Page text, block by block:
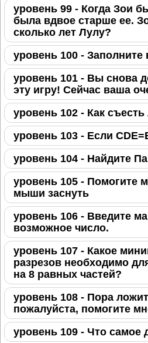
уровень 99 - Когда Зои
была вдвое старше ее.
сколько лет Лулу?
уровень 100 - Заполните
уровень 101 - Вы снова
эту игру! Сейчас ваша
уровень 102 - Как
уровень 103 - Если
уровень 104 - Найдите
уровень 105 - Помогите
мыши заснуть
уровень 106 - Введите
возможное число.
уровень 107 - Какое
разрезов необходимо
на 8 равных частей?
уровень 108 - Пора
пожалуйста, помогите
уровень 109 - Что самое